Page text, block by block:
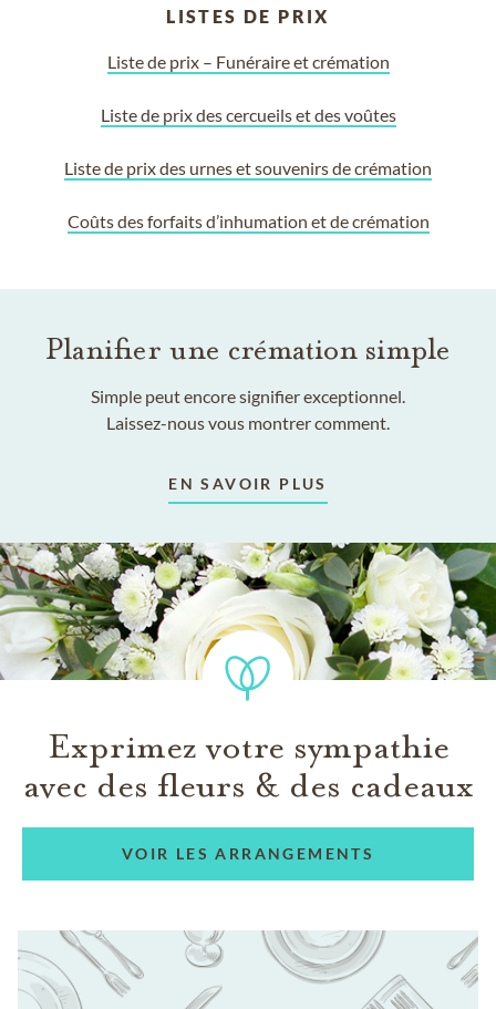
LISTES DE PRIX
Liste de prix – Funéraire et crémation
Liste de prix des cercueils et des voûtes
Liste de prix des urnes et souvenirs de crémation
Coûts des forfaits d’inhumation et de crémation
Planifier une crémation simple
Simple peut encore signifier exceptionnel.
Laissez-nous vous montrer comment.
EN SAVOIR PLUS
Exprimez votre sympathie
avec des fleurs & des cadeaux
VOIR LES ARRANGEMENTS